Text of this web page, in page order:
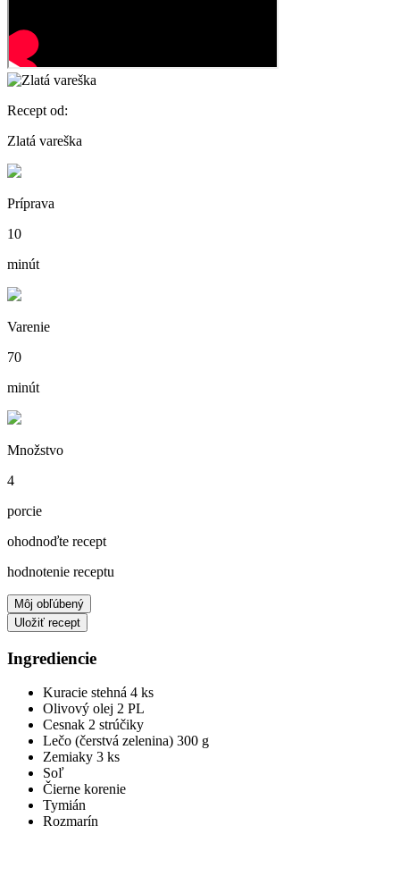
Recept od:
Zlatá vareška
Príprava
10
minút
Varenie
70
minút
Množstvo
4
porcie
ohodnoďte recept
hodnotenie receptu
Môj obľúbený
Uložiť recept
Ingrediencie
Kuracie stehná 4 ks
Olivový olej 2 PL
Cesnak 2 strúčiky
Lečo (čerstvá zelenina) 300 g
Zemiaky 3 ks
Soľ
Čierne korenie
Tymián
Rozmarín